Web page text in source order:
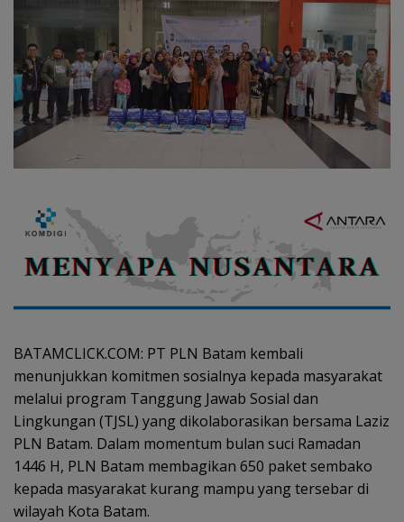
BATAMCLICK.COM: PT PLN Batam kembali
menunjukkan komitmen sosialnya kepada masyarakat
melalui program Tanggung Jawab Sosial dan
Lingkungan (TJSL) yang dikolaborasikan bersama Laziz
PLN Batam. Dalam momentum bulan suci Ramadan
1446 H, PLN Batam membagikan 650 paket sembako
kepada masyarakat kurang mampu yang tersebar di
wilayah Kota Batam.